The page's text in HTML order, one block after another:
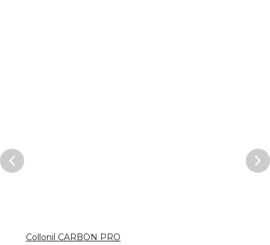
Collonil CARBON PRO